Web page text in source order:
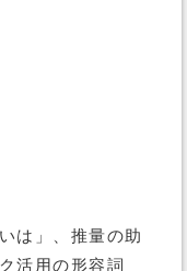
は」、推量の助
活用の形容詞